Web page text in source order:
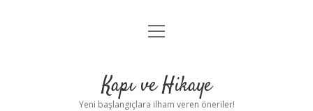
Anasayfa
Yasal Uyarı
menüyü
Kapı ve Hikaye
Yeni başlangıçlara ilham veren öneriler!